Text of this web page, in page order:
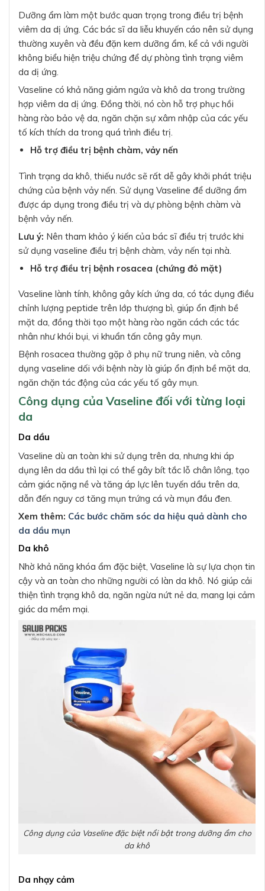
Dưỡng ẩm làm một bước quan trọng trong điều trị bệnh
viêm da dị ứng. Các bác sĩ da liễu khuyến cáo nên sử dụng
thường xuyên và đều đặn kem dưỡng ẩm, kể cả với người
không biểu hiện triệu chứng để dự phòng tình trạng viêm
da dị ứng.
Vaseline có khả năng giảm ngứa và khô da trong trường
hợp viêm da dị ứng. Đồng thời, nó còn hỗ trợ phục hồi
hàng rào bảo vệ da, ngăn chặn sự xâm nhập của các yếu
tố kích thích da trong quá trình điều trị.
Hỗ trợ điều trị bệnh chàm, vảy nến
Tình trạng da khô, thiếu nước sẽ rất dễ gây khởi phát triệu
chứng của bệnh vảy nến. Sử dụng Vaseline để dưỡng ẩm
được áp dụng trong điều trị và dự phòng bệnh chàm và
bệnh vảy nến.
Lưu ý: Nên tham khảo ý kiến của bác sĩ điều trị trước khi
sử dụng vaseline điều trị bệnh chàm, vảy nến tại nhà.
Hỗ trợ điều trị bệnh rosacea (chứng đỏ mặt)
Vaseline lành tính, không gây kích ứng da, có tác dụng điều
chỉnh lượng peptide trên lớp thượng bì, giúp ổn định bề
mặt da, đồng thời tạo một hàng rào ngăn cách các tác
nhân như khói bụi, vi khuẩn tấn công gây mụn.
Bệnh rosacea thường gặp ở phụ nữ trung niên, và công
dụng vaseline dối với bệnh này là giúp ổn định bề mặt da,
ngăn chặn tác động của các yếu tố gây mụn.
Công dụng của Vaseline đối với từng loại
da
Da dầu
Vaseline dù an toàn khi sử dụng trên da, nhưng khi áp
dụng lên da dầu thì lại có thể gây bít tắc lỗ chân lông, tạo
cảm giác nặng nề và tăng áp lực lên tuyến dầu trên da,
dẫn đến nguy cơ tăng mụn trứng cá và mụn đầu đen.
Xem thêm: Các bước chăm sóc da hiệu quả dành cho
da dầu mụn
Da khô
Nhờ khả năng khóa ẩm đặc biệt, Vaseline là sự lựa chọn tin
cậy và an toàn cho những người có làn da khô. Nó giúp cải
thiện tình trạng khô da, ngăn ngừa nứt nẻ da, mang lại cảm
giác da mềm mại.
Công dụng của Vaseline đặc biệt nổi bật trong dưỡng ẩm cho
da khô
Da nhạy cảm